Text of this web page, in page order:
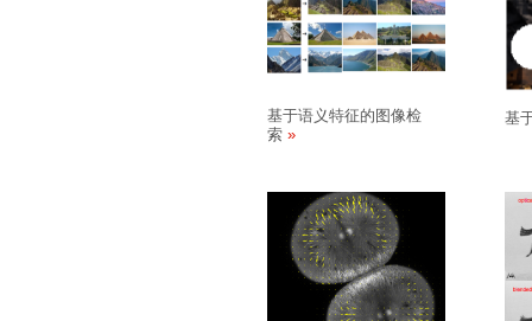
基于语义特征的图像检
索
基